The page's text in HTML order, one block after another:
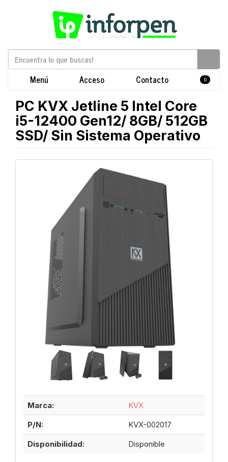
Menú Acceso Contacto 0
PC KVX Jetline 5 Intel Core
i5-12400 Gen12/ 8GB/ 512GB
SSD/ Sin Sistema Operativo
Marca:
KVX
P/N:
KVX-002017
Disponibilidad:
Disponible